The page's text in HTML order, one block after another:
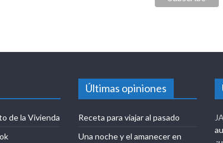
Apellido / Last